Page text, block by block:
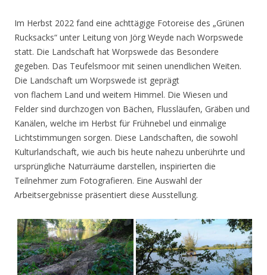
Im Herbst 2022 fand eine achttägige Fotoreise des „Grünen
Rucksacks“ unter Leitung von Jörg Weyde nach Worpswede
statt. Die Landschaft hat Worpswede das Besondere
gegeben. Das Teufelsmoor mit seinen unendlichen Weiten.
Die Landschaft um Worpswede ist geprägt
von flachem Land und weitem Himmel. Die Wiesen und
Felder sind durchzogen von Bächen, Flussläufen, Gräben und
Kanälen, welche im Herbst für Frühnebel und einmalige
Lichtstimmungen sorgen. Diese Landschaften, die sowohl
Kulturlandschaft, wie auch bis heute nahezu unberührte und
ursprüngliche Naturräume darstellen, inspirierten die
Teilnehmer zum Fotografieren. Eine Auswahl der
Arbeitsergebnisse präsentiert diese Ausstellung.